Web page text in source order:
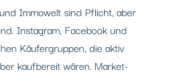
Immowelt sind Pflicht, aber
Instagram, Facebook und
Käufergruppen, die aktiv
kaufbereit wären. Market-